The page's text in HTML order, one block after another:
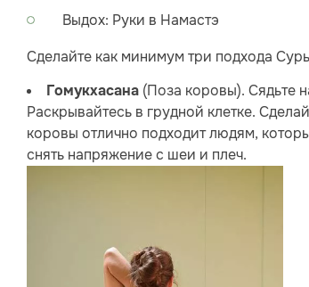
Выдох: Руки в Намастэ
Сделайте как минимум три подхода
Гомукхасана (Поза коровы). Сядьте
Раскрывайтесь в грудной клетке.
коровы отлично подходит людям,
снять напряжение с шеи и плеч.